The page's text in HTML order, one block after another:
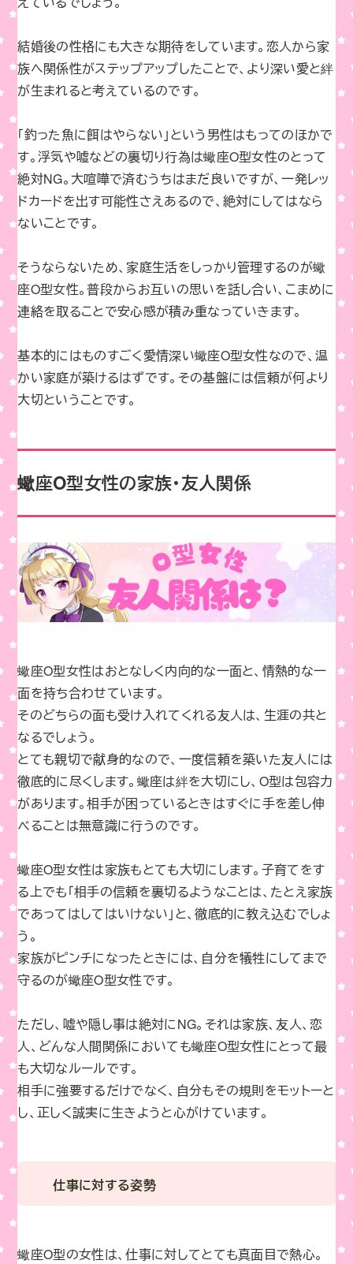
結婚後の性格にも大きな期待をしています。恋人から家
族へ関係性がステップアップしたことで、より深い愛と絆
が生まれると考えているのです。
「釣った魚に餌はやらない」という男性はもってのほかで
す。浮気や嘘などの裏切り行為は蠍座O型女性のとって
絶対NG。大喧嘩で済むうちはまだ良いですが、一発レッ
ドカードを出す可能性さえあるので、絶対にしてはなら
ないことです。
そうならないため、家庭生活をしっかり管理するのが蠍
座O型女性。普段からお互いの思いを話し合い、こまめに
連絡を取ることで安心感が積み重なっていきます。
基本的にはものすごく愛情深い蠍座O型女性なので、温
かい家庭が築けるはずです。その基盤には信頼が何より
大切ということです。
蠍座O型女性の家族・友人関係
蠍座O型女性はおとなしく内向的な一面と、情熱的な一
面を持ち合わせています。
そのどちらの面も受け入れてくれる友人は、生涯の共と
なるでしょう。
とても親切で献身的なので、一度信頼を築いた友人には
徹底的に尽くします。蠍座は絆を大切にし、O型は包容力
があります。相手が困っているときはすぐに手を差し伸
べることは無意識に行うのです。
蠍座O型女性は家族もとても大切にします。子育てをす
る上でも「相手の信頼を裏切るようなことは、たとえ家族
であってはしてはいけない」と、徹底的に教え込むでしょ
う。
家族がピンチになったときには、自分を犠牲にしてまで
守るのが蠍座O型女性です。
ただし、嘘や隠し事は絶対にNG。それは家族、友人、恋
人、どんな人間関係においても蠍座O型女性にとって最
も大切なルールです。
相手に強要するだけでなく、自分もその規則をモットーと
し、正しく誠実に生きようと心がけています。
仕事に対する姿勢
蠍座O型の女性は、仕事に対してとても真面目で熱心。